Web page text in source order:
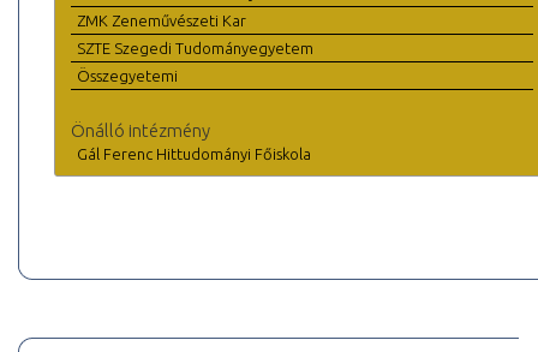
ZMK Zeneművészeti Kar
SZTE Szegedi Tudományegyetem
Összegyetemi
Önálló intézmény
Gál Ferenc Hittudományi Főiskola